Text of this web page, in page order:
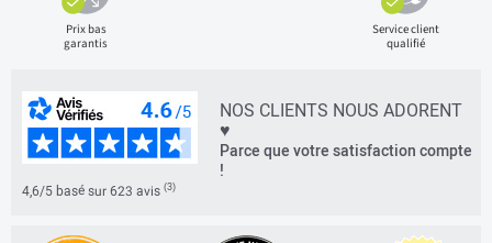
Prix bas
garantis
Service client
qualifié
NOS CLIENTS NOUS ADORENT
♥
Parce que votre satisfaction compte
!
4,6/5 basé sur 623 avis (3)